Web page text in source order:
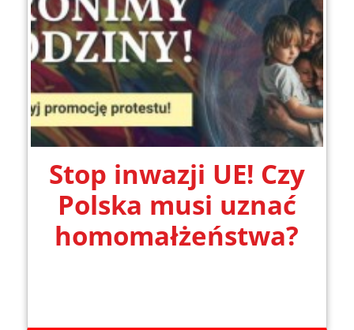
Stop inwazji UE! Czy
Polska musi uznać
homomałżeństwa?